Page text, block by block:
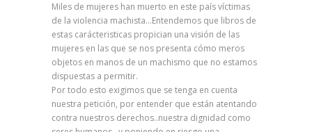
Miles de mujeres han muerto en este país víctimas
de la violencia machista…Entendemos que libros de
estas carácteristicas propician una visión de las
mujeres en las que se nos presenta cómo meros
objetos en manos de un machismo que no estamos
dispuestas a permitir.
Por todo esto exigimos que se tenga en cuenta
nuestra petición, por entender que están atentando
contra nuestros derechos..nuestra dignidad como